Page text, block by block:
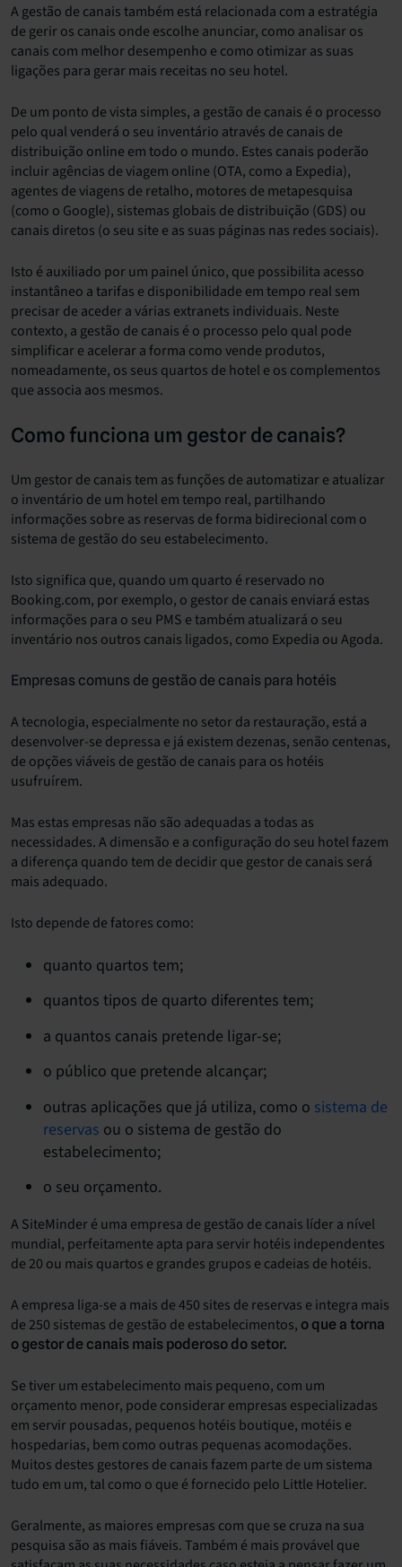
A gestão de canais também está relacionada com a estratégia
de gerir os canais onde escolhe anunciar, como analisar os
canais com melhor desempenho e como otimizar as suas
ligações para gerar mais receitas no seu hotel.
De um ponto de vista simples, a gestão de canais é o processo
pelo qual venderá o seu inventário através de canais de
distribuição online em todo o mundo. Estes canais poderão
incluir agências de viagem online (OTA, como a Expedia),
agentes de viagens de retalho, motores de metapesquisa
(como o Google), sistemas globais de distribuição (GDS) ou
canais diretos (o seu site e as suas páginas nas redes sociais).
Isto é auxiliado por um painel único, que possibilita acesso
instantâneo a tarifas e disponibilidade em tempo real sem
precisar de aceder a várias extranets individuais. Neste
contexto, a gestão de canais é o processo pelo qual pode
simplificar e acelerar a forma como vende produtos,
nomeadamente, os seus quartos de hotel e os complementos
que associa aos mesmos.
Como funciona um gestor de canais?
Um gestor de canais tem as funções de automatizar e atualizar
o inventário de um hotel em tempo real, partilhando
informações sobre as reservas de forma bidirecional com o
sistema de gestão do seu estabelecimento.
Isto significa que, quando um quarto é reservado no
Booking.com, por exemplo, o gestor de canais enviará estas
informações para o seu PMS e também atualizará o seu
inventário nos outros canais ligados, como Expedia ou Agoda.
Empresas comuns de gestão de canais para hotéis
A tecnologia, especialmente no setor da restauração, está a
desenvolver-se depressa e já existem dezenas, senão centenas,
de opções viáveis de gestão de canais para os hotéis
usufruírem.
Mas estas empresas não são adequadas a todas as
necessidades. A dimensão e a configuração do seu hotel fazem
a diferença quando tem de decidir que gestor de canais será
mais adequado.
Isto depende de fatores como:
quanto quartos tem;
quantos tipos de quarto diferentes tem;
a quantos canais pretende ligar-se;
o público que pretende alcançar;
outras aplicações que já utiliza, como o sistema de
reservas ou o sistema de gestão do
estabelecimento;
o seu orçamento.
A SiteMinder é uma empresa de gestão de canais líder a nível
mundial, perfeitamente apta para servir hotéis independentes
de 20 ou mais quartos e grandes grupos e cadeias de hotéis.
A empresa liga-se a mais de 450 sites de reservas e integra mais
de 250 sistemas de gestão de estabelecimentos, o que a torna
o gestor de canais mais poderoso do setor.
Se tiver um estabelecimento mais pequeno, com um
orçamento menor, pode considerar empresas especializadas
em servir pousadas, pequenos hotéis boutique, motéis e
hospedarias, bem como outras pequenas acomodações.
Muitos destes gestores de canais fazem parte de um sistema
tudo em um, tal como o que é fornecido pelo Little Hotelier.
Geralmente, as maiores empresas com que se cruza na sua
pesquisa são as mais fiáveis. Também é mais provável que